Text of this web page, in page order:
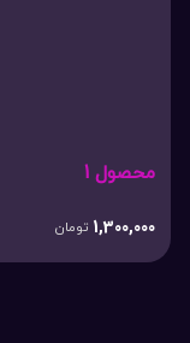
محصول 1
1,300,000 تومان